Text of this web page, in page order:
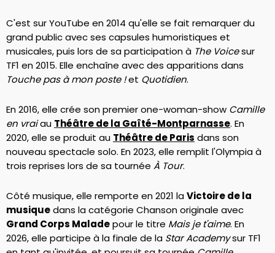
C'est sur YouTube en 2014 qu'elle se fait remarquer du
grand public avec ses capsules humoristiques et
musicales, puis lors de sa participation à The Voicesur
TF1 en 2015. Elle enchaîne avec des apparitions dans
Touche pas à mon poste !et Quotidien.
En 2016, elle crée son premier one-woman-show Camille
en vraiau Théâtre de la Gaîté-Montparnasse. En
2020, elle se produit au Théâtre de Paris dans son
nouveau spectacle solo. En 2023, elle remplit l'Olympia à
trois reprises lors de sa tournée À Tour.
Côté musique, elle remporte en 2021 laVictoire de la
musiquedans la catégorie Chanson originale avec
Grand Corps Maladepour le titre Mais je t'aime. En
2026, elle participe à la finale de la Star Academysur TF1